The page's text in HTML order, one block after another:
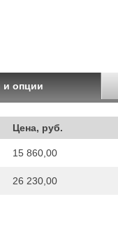
опции
Цена, руб.
15 860,00
26 230,00